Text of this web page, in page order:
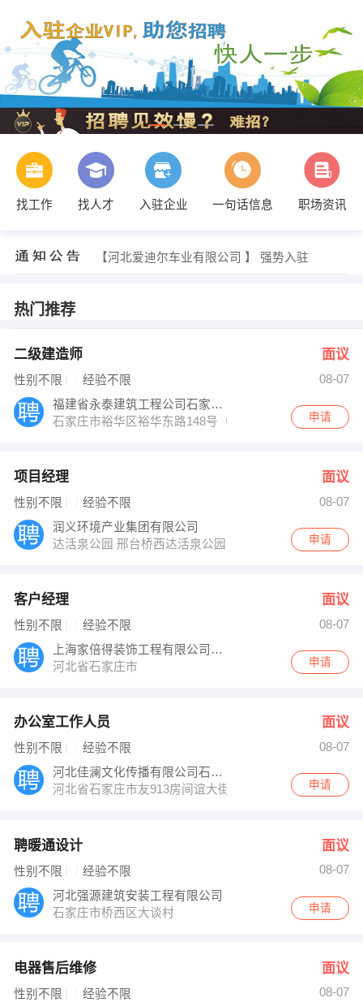
找工作 找人才 入驻企业 一句话信息
职场资讯
【河北爱迪尔车业有限公司 】 强势入驻
卢增强 发布 [聘暖通设计 ] 招聘信息
【三洋车业有限公司 】 强势入驻
热门推荐
二级建造师 面议
性别不限 经验不限
08-07
福建省永泰建筑工程公司石家庄分公司
石家庄市裕华区裕华东路148号（裕华路与谈固大街西南
申请
项目经理 面议
性别不限 经验不限
08-07
润义环境产业集团有限公司
达活泉公园 邢台桥西达活泉公园
申请
客户经理 面议
性别不限 经验不限
08-07
上海家倍得装饰工程有限公司石家庄分公司
河北省石家庄市
申请
办公室工作人员 面议
性别不限 经验不限
08-07
河北佳澜文化传播有限公司石家庄分公司
河北省石家庄市友913房间谊大街与和平路交叉口东行
申请
聘暖通设计 面议
性别不限 经验不限
08-07
河北强源建筑安装工程有限公司
石家庄市桥西区大谈村
申请
电器售后维修 面议
性别不限 经验不限
08-07